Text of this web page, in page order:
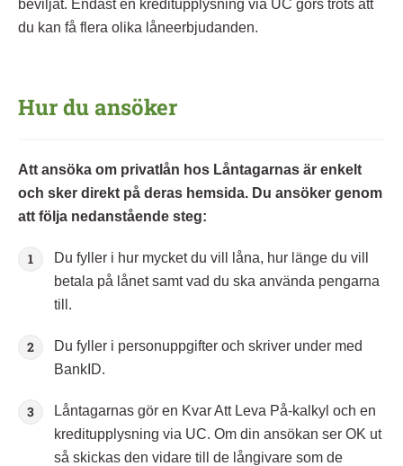
beviljat. Endast en kreditupplysning via UC görs trots att
du kan få flera olika låneerbjudanden.
Hur du ansöker
Att ansöka om privatlån hos Låntagarnas är enkelt
och sker direkt på deras hemsida. Du ansöker genom
att följa nedanstående steg:
Du fyller i hur mycket du vill låna, hur länge du vill
betala på lånet samt vad du ska använda pengarna
till.
Du fyller i personuppgifter och skriver under med
BankID.
Låntagarnas gör en Kvar Att Leva På-kalkyl och en
kreditupplysning via UC. Om din ansökan ser OK ut
så skickas den vidare till de långivare som de